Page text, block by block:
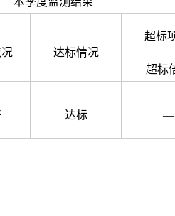
达标情况
超标
超标
达标 —